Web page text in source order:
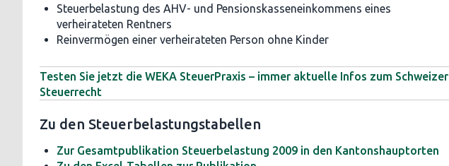
Steuerbelastung des AHV- und Pensionskasseneinkommens eines
verheirateten Rentners
Reinvermögen einer verheirateten Person ohne Kinder
Testen Sie jetzt die WEKA SteuerPraxis – immer aktuelle Infos zum Schweizer
Steuerrecht
Zu den Steuerbelastungstabellen
Zur Gesamtpublikation Steuerbelastung 2009 in den Kantonshauptorten